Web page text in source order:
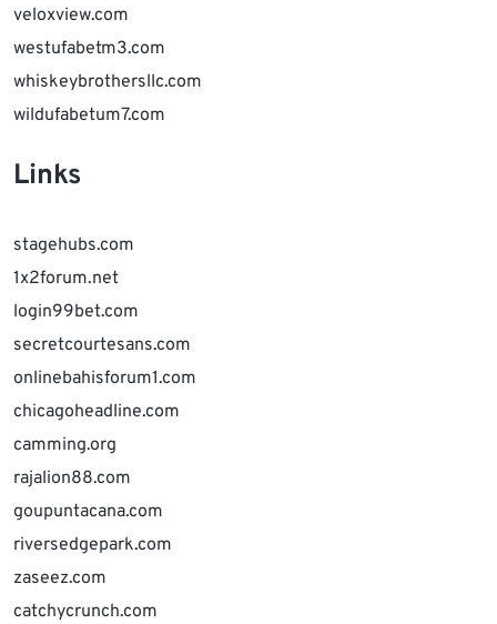
veloxview.com
westufabetm3.com
whiskeybrothersllc.com
wildufabetum7.com
Links
stagehubs.com
1x2forum.net
login99bet.com
secretcourtesans.com
onlinebahisforum1.com
chicagoheadline.com
camming.org
rajalion88.com
goupuntacana.com
riversedgepark.com
zaseez.com
catchycrunch.com